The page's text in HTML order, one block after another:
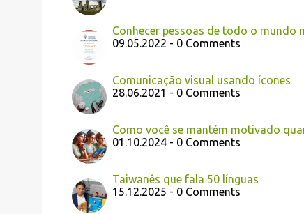
Conhecer pessoas de todo o mundo
09.05.2022 - 0 Comments
Comunicação visual usando ícones
28.06.2021 - 0 Comments
Como você se mantém motivado
01.10.2024 - 0 Comments
Taiwanês que fala 50 línguas
15.12.2025 - 0 Comments